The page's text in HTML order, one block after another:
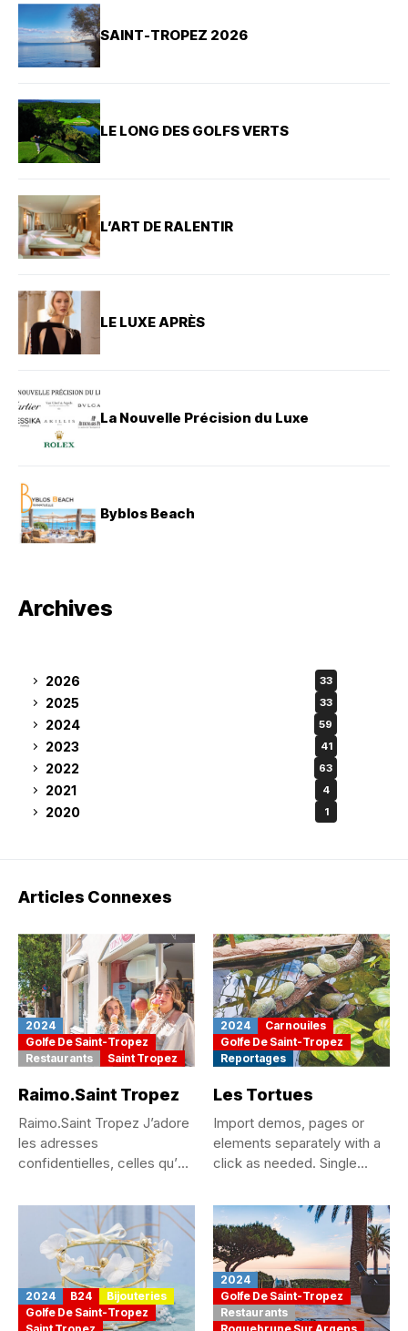
SAINT-TROPEZ 2026
LE LONG DES GOLFS VERTS
L’ART DE RALENTIR
LE LUXE APRÈS
La Nouvelle Précision du Luxe
Byblos Beach
Archives
2026 33
2025 33
2024 59
2023 41
2022 63
2021 4
2020 1
Articles Connexes
2024
Golfe De Saint-Tropez
Restaurants
Saint Tropez
Raimo.Saint Tropez
Raimo.Saint Tropez J’adore
les adresses
confidentielles, celles qu’on
2024
Carnouiles
Golfe De Saint-Tropez
Reportages
Les Tortues
Import demos, pages or
elements separately with a
click as needed. Single...
2024 B24
Bijouteries
Golfe De Saint-Tropez
2024
Golfe De Saint-Tropez
Restaurants